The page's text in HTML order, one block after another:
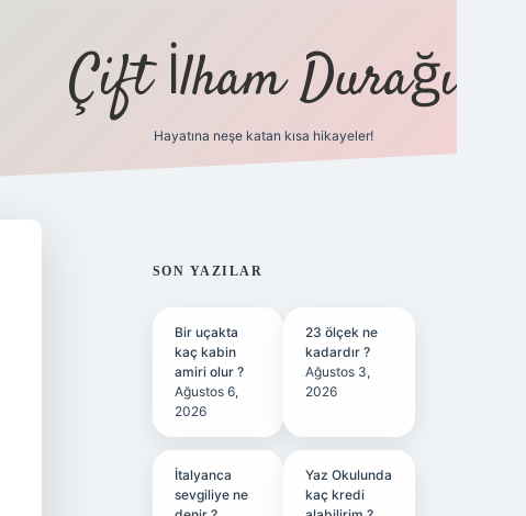
Çift İlham Durağı
Hayatına neşe katan kısa hikayeler!
SIDEBAR
SON YAZILAR
Bir uçakta
kaç kabin
amiri olur ?
Ağustos 6,
2026
23 ölçek ne
kadardır ?
Ağustos 3,
2026
İtalyanca
sevgiliye ne
Yaz Okulunda
kaç kredi